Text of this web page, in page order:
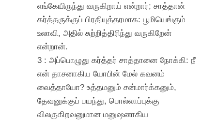
எங்கேயிருந்து வருகிறாய் என்றார்; சாத்தான்
கர்த்தருக்குப் பிரதியுத்தரமாக: பூமியெங்கும்
உலாவி, அதில் சுற்றித்திரிந்து வருகிறேன்
என்றான்.
3 : அப்பொழுது கர்த்தர் சாத்தானை நோக்கி: நீ
என் தாசனாகிய யோபின் மேல் கவனம்
வைத்தாயோ? உத்தமனும் சன்மார்க்கனும்,
தேவனுக்குப் பயந்து, பொல்லாப்புக்கு
விலகுகிறவனுமான மனுஷனாகிய